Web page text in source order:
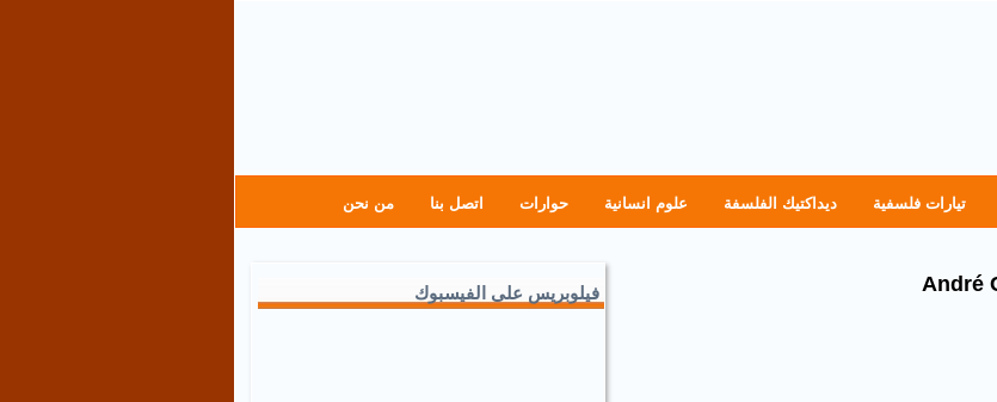
تيارات فلسفية ديداكتيك الفلسفة علوم انسانية حوارات اتصل بنا من نحن
فيلوبريس على الفيسبوك